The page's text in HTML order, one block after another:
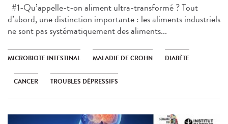
#1-Qu’appelle-t-on aliment ultra-transformé ? Tout
d’abord, une distinction importante : les aliments industriels
ne sont pas systématiquement des aliments...
MICROBIOTE INTESTINAL MALADIE DE CROHN DIABÈTE
CANCER TROUBLES DÉPRESSIFS